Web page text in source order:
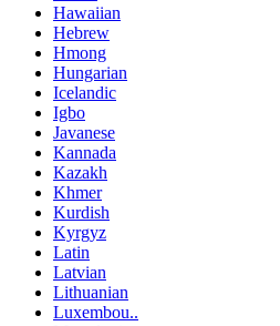
Hawaiian
Hebrew
Hmong
Hungarian
Icelandic
Igbo
Javanese
Kannada
Kazakh
Khmer
Kurdish
Kyrgyz
Latin
Latvian
Lithuanian
Luxembou..